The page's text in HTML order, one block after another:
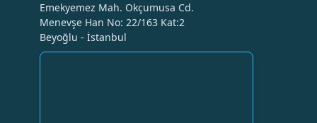
Emekyemez Mah. Okçumusa Cd.
Menevşe Han No: 22/163 Kat:2
Beyoğlu - İstanbul